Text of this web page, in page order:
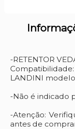
-RETENTOR
LANDINI
-Não é indicado
-Atenção:
antes de